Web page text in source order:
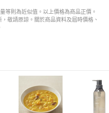
等則為近似值。以上價格為商品正價。
敬請原諒。關於商品資料及屆時價格、